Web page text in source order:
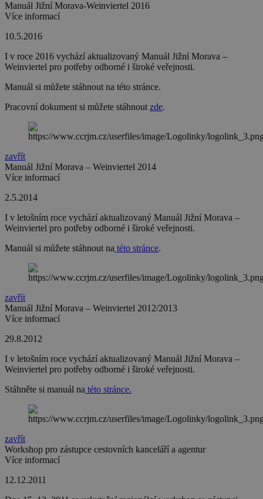
Manuál Jižní Morava-Weinviertel 2016
Více informací
10.5.2016
I v roce 2016 vychází aktualizovaný Manuál Jižní Morava –
Weinviertel pro potřeby odborné i široké veřejnosti.
Manuál si můžete stáhnout na této stránce.
Pracovní dokument si můžete stáhnout zde.
zavřít
Manuál Jižní Morava – Weinviertel 2014
Více informací
2.5.2014
I v letošním roce vychází aktualizovaný Manuál Jižní Morava –
Weinviertel pro potřeby odborné i široké veřejnosti.
Manuál si můžete stáhnout na této stránce.
zavřít
Manuál Jižní Morava – Weinviertel 2012/2013
Více informací
29.8.2012
I v letošním roce vychází aktualizovaný Manuál Jižní Morava –
Weinviertel pro potřeby odborné i široké veřejnosti.
Stáhněte si manuál na této stránce.
zavřít
Workshop pro zástupce cestovních kanceláří a agentur
Více informací
12.12.2011